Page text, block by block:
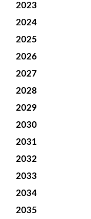
2023
2024
2025
2026
2027
2028
2029
2030
2031
2032
2033
2034
2035